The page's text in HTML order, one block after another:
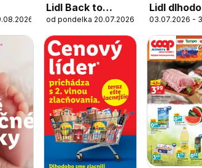
Lidl Back to
school
od pondelka 20.07.2026
Lidl
zlacnené
03.07.2026 -